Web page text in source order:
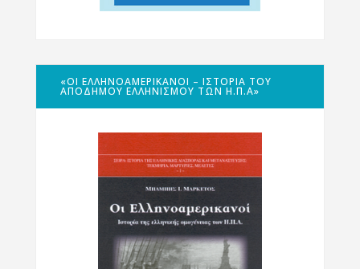
«ΟΙ ΕΛΛΗΝΟΑΜΕΡΙΚΑΝΟΊ – ΙΣΤΟΡΊΑ ΤΟΥ
ΑΠΌΔΗΜΟΥ ΕΛΛΗΝΙΣΜΟΎ ΤΩΝ Η.Π.Α»